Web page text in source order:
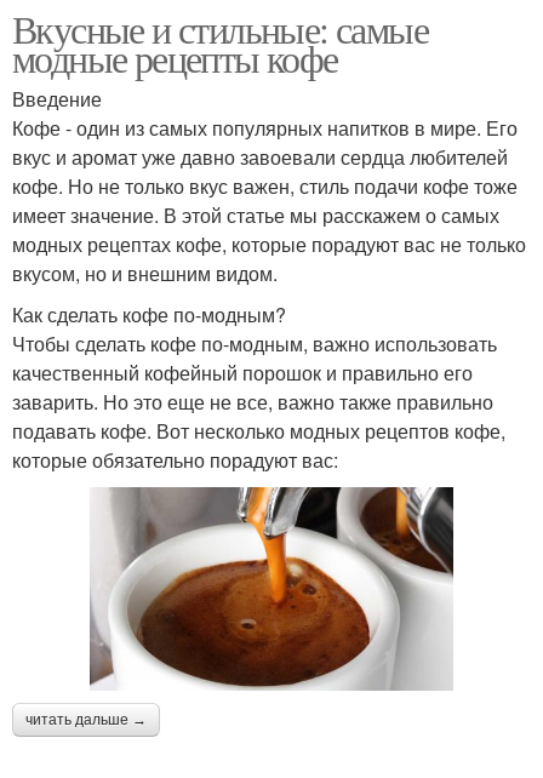
Вкусные и стильные: самые
модные рецепты кофе
Введение
Кофе - один из самых популярных напитков в мире. Его
вкус и аромат уже давно завоевали сердца любителей
кофе. Но не только вкус важен, стиль подачи кофе тоже
имеет значение. В этой статье мы расскажем о самых
модных рецептах кофе, которые порадуют вас не только
вкусом, но и внешним видом.
Как сделать кофе по-модным?
Чтобы сделать кофе по-модным, важно использовать
качественный кофейный порошок и правильно его
заварить. Но это еще не все, важно также правильно
подавать кофе. Вот несколько модных рецептов кофе,
которые обязательно порадуют вас:
читать дальше →